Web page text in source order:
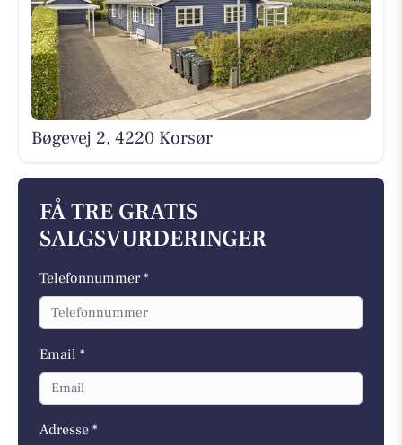
Bøgevej 2, 4220 Korsør
FÅ TRE GRATIS
SALGSVURDERINGER
Telefonnummer *
Email *
Adresse *